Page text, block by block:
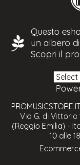
Questo
un albero
Scopri il
Via G. di
(Reggio Emilia) -
10 alle